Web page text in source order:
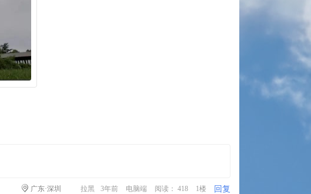
广东·深圳 拉黑 3年前 电脑端 阅读： 418 1楼 回复